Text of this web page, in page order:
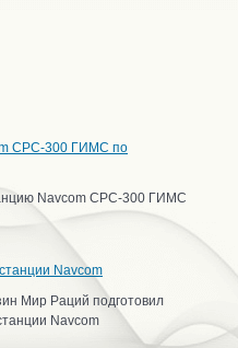
CPC-300 ГИМС по
Navcom CPC-300 ГИМС
Navcom
Мир Раций подготовил
Navcom